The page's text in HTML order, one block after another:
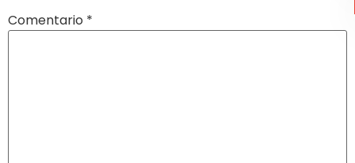
Comentario *